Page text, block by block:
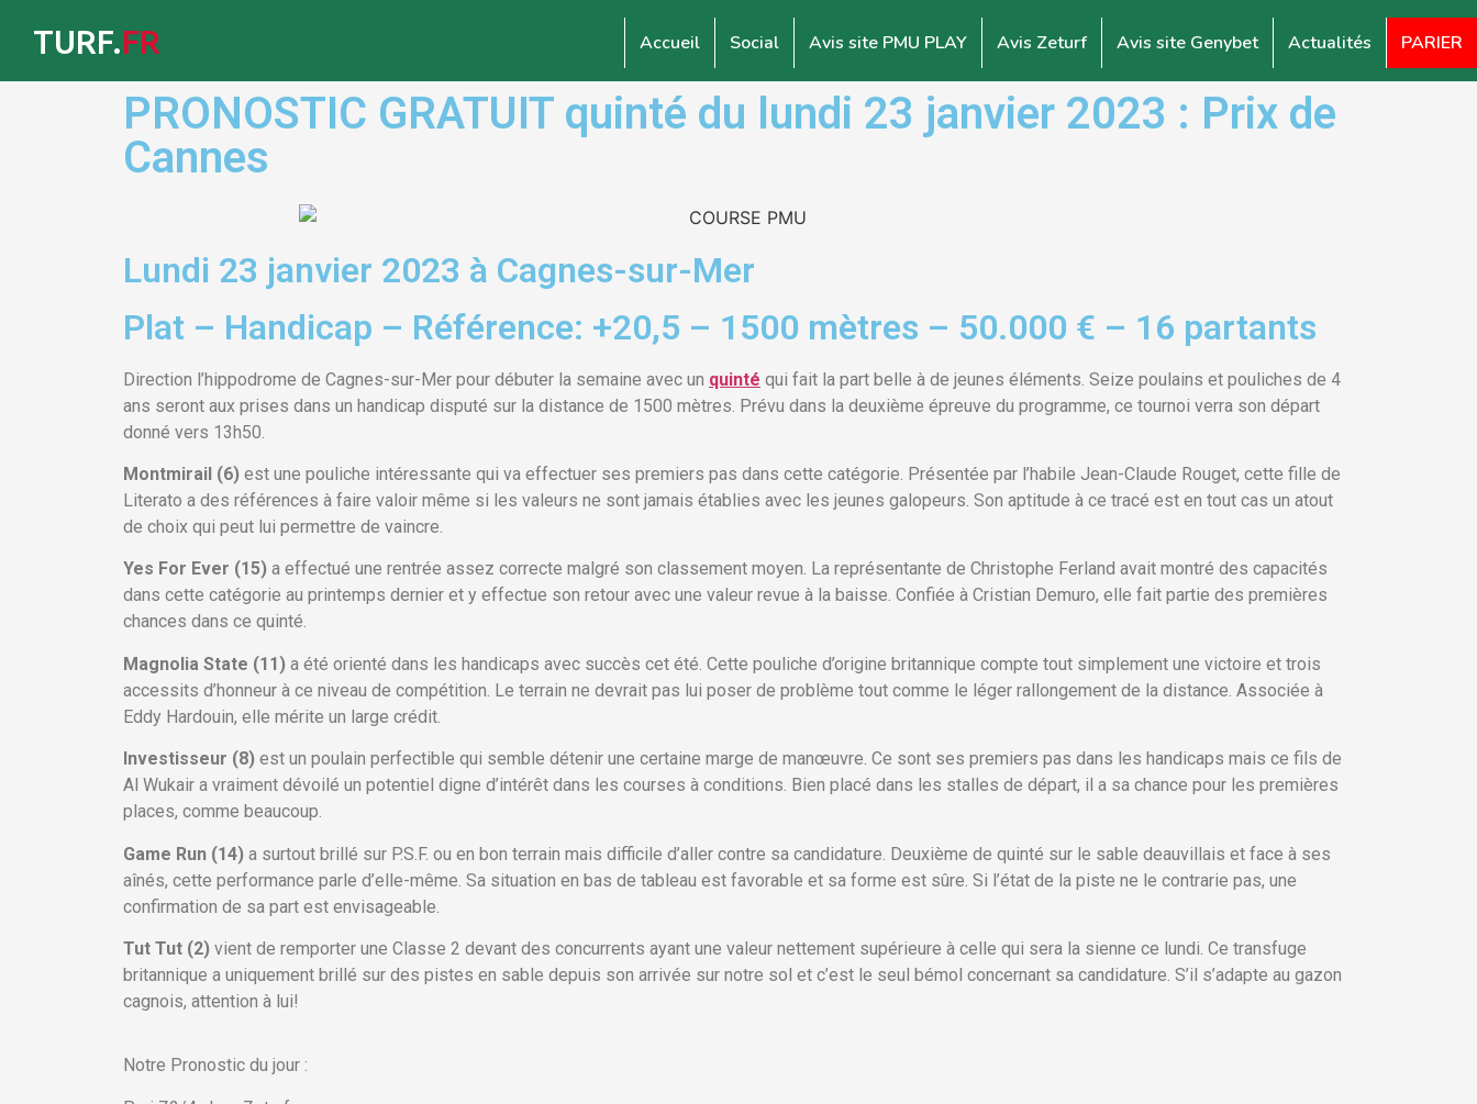
TURF.FR Accueil Social Avis site PMU PLAY Avis Zeturf Avis site Genybet Actualités PARIER
PRONOSTIC GRATUIT quinté du lundi 23 janvier 2023 : Prix de
Cannes
Lundi 23 janvier 2023 à Cagnes-sur-Mer
Plat – Handicap – Référence: +20,5 – 1500 mètres – 50.000 € – 16 partants
Direction l’hippodrome de Cagnes-sur-Mer pour débuter la semaine avec un quinté qui fait la part belle à de jeunes éléments. Seize poulains et pouliches de 4
ans seront aux prises dans un handicap disputé sur la distance de 1500 mètres. Prévu dans la deuxième épreuve du programme, ce tournoi verra son départ
donné vers 13h50.
Montmirail (6) est une pouliche intéressante qui va effectuer ses premiers pas dans cette catégorie. Présentée par l’habile Jean-Claude Rouget, cette fille de
Literato a des références à faire valoir même si les valeurs ne sont jamais établies avec les jeunes galopeurs. Son aptitude à ce tracé est en tout cas un atout
de choix qui peut lui permettre de vaincre.
Yes For Ever (15) a effectué une rentrée assez correcte malgré son classement moyen. La représentante de Christophe Ferland avait montré des capacités
dans cette catégorie au printemps dernier et y effectue son retour avec une valeur revue à la baisse. Confiée à Cristian Demuro, elle fait partie des premières
chances dans ce quinté.
Magnolia State (11) a été orienté dans les handicaps avec succès cet été. Cette pouliche d’origine britannique compte tout simplement une victoire et trois
accessits d’honneur à ce niveau de compétition. Le terrain ne devrait pas lui poser de problème tout comme le léger rallongement de la distance. Associée à
Eddy Hardouin, elle mérite un large crédit.
Investisseur (8) est un poulain perfectible qui semble détenir une certaine marge de manœuvre. Ce sont ses premiers pas dans les handicaps mais ce fils de
Al Wukair a vraiment dévoilé un potentiel digne d’intérêt dans les courses à conditions. Bien placé dans les stalles de départ, il a sa chance pour les premières
places, comme beaucoup.
Game Run (14) a surtout brillé sur P.S.F. ou en bon terrain mais difficile d’aller contre sa candidature. Deuxième de quinté sur le sable deauvillais et face à ses
aînés, cette performance parle d’elle-même. Sa situation en bas de tableau est favorable et sa forme est sûre. Si l’état de la piste ne le contrarie pas, une
confirmation de sa part est envisageable.
Tut Tut (2) vient de remporter une Classe 2 devant des concurrents ayant une valeur nettement supérieure à celle qui sera la sienne ce lundi. Ce transfuge
britannique a uniquement brillé sur des pistes en sable depuis son arrivée sur notre sol et c’est le seul bémol concernant sa candidature. S’il s’adapte au gazon
cagnois, attention à lui!
Notre Pronostic du jour :